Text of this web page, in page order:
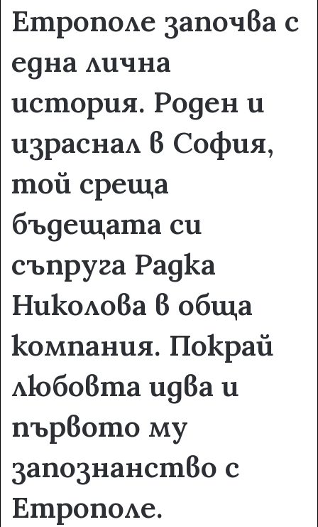
Етрополе започва с
една лична
история. Роден и
израснал в София,
той среща
бъдещата си
съпруга Радка
Николова в обща
компания. Покрай
любовта идва и
първото му
запознанство с
Етрополе.